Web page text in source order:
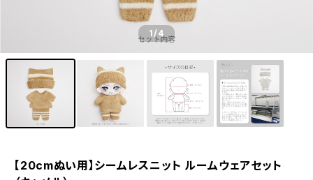
1/4
【20cmぬい用】シームレスニット ルームウェアセット